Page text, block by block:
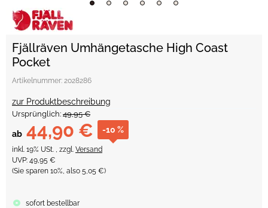
Fjällräven Umhängetasche High Coast
Pocket
Artikelnummer: 2028286
zur Produktbeschreibung
Ursprünglich: 49,95 €
ab 44,90 € -10 %
inkl. 19% USt. , zzgl. Versand
UVP: 49,95 €
(Sie sparen 10%, also 5,05 €)
sofort bestellbar